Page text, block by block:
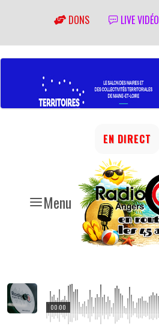
DONS LIVE VIDÉO
Menu
EN DIRECT
00:00